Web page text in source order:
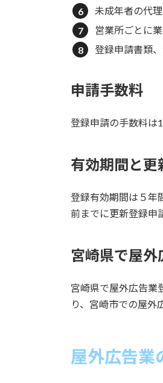
未成年者の代
営業所ごとに
登録申請書類
申請手数料
登録申請の手数料は
有効期間と更
登録有効期間は５年
前までに更新登録申
宮崎県で屋外
宮崎県で屋外広告業
り、宮崎市での屋外
屋外広告業